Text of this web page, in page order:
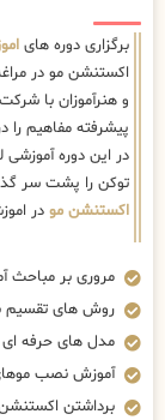
برگزاری دوره های
اکستنشن مو در
و هنرآموزان با
پیشرفته مفاهیم
در این دوره
توکن را پشت سر
اکستنشن مو در
مروری بر مباحث
روش های تقسیم
مدل های حرفه
آموزش نصب
برداشتن